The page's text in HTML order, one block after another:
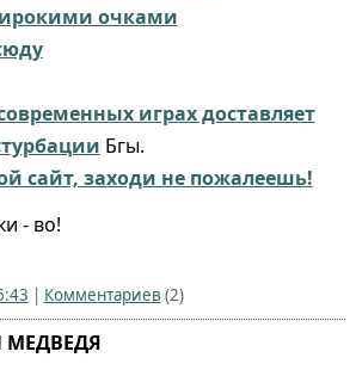
очками
играх доставляет
Бгы.
сайт, заходи не пожалеешь!
- во!
| Комментариев (2)
МЕДВЕДЯ